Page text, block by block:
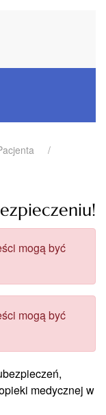
mogą być
mogą być
medycznej w